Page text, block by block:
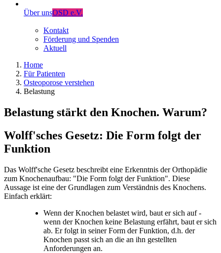
Über unsOSD e.V.
Kontakt
Förderung und Spenden
Aktuell
Home
Für Patienten
Osteoporose verstehen
Belastung
Belastung stärkt den Knochen. Warum?
Wolff'sches Gesetz: Die Form folgt der
Funktion
Das Wolff'sche Gesetz beschreibt eine Erkenntnis der Orthopädie
zum Knochenaufbau: "Die Form folgt der Funktion". Diese
Aussage ist eine der Grundlagen zum Verständnis des Knochens.
Einfach erklärt:
Wenn der Knochen belastet wird, baut er sich auf -
wenn der Knochen keine Belastung erfährt, baut er sich
ab. Er folgt in seiner Form der Funktion, d.h. der
Knochen passt sich an die an ihn gestellten
Anforderungen an.